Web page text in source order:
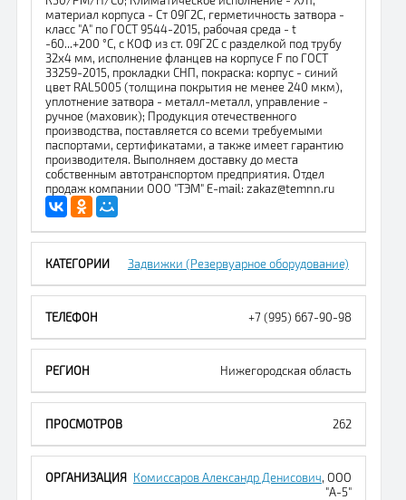
материал корпуса - Ст 09Г2С, герметичность затвора -
класс "А" по ГОСТ 9544-2015, рабочая среда - t
-60...+200 °С, с КОФ из ст. 09Г2С с разделкой под трубу
32х4 мм, исполнение фланцев на корпусе F по ГОСТ
33259-2015, прокладки СНП, покраска: корпус - синий
цвет RAL5005 (толщина покрытия не менее 240 мкм),
уплотнение затвора - металл-металл, управление -
ручное (маховик); Продукция отечественного
производства, поставляется со всеми требуемыми
паспортами, сертификатами, а также имеет гарантию
производителя. Выполняем доставку до места
собственным автотранспортом предприятия. Отдел
продаж компании ООО "ТЭМ" E-mail: zakaz@temnn.ru
Задвижки (Резервуарное оборудование)
+7 (995) 667-90-98
Нижегородская область
262
Комиссаров Александр Денисович, ООО
"А-5"